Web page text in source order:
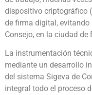
dispositivo criptográfico
de firma digital, evitando
Consejo, en la ciudad de
La instrumentación
mediante un desarrollo
del sistema Sigeva de
integral todo el proceso